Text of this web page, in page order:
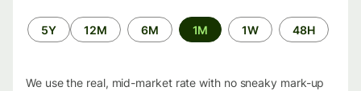
الفترة
الزمنية
48H
1W
1M
6M
12M
5Y
We use the real, mid-market rate with no sneaky mark-up